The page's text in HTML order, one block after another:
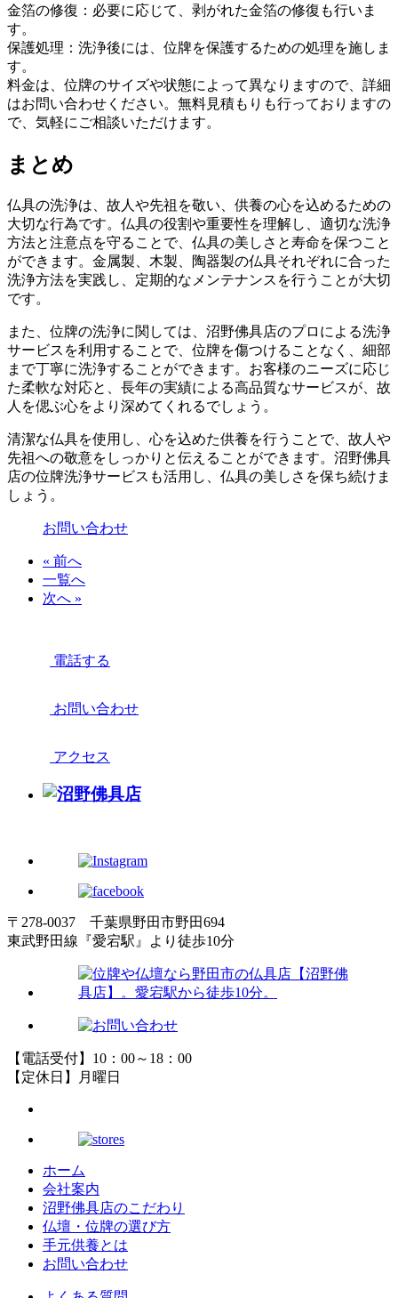
金箔の修復：必要に応じて、剥がれた金箔の修復も行いま
す。
保護処理：洗浄後には、位牌を保護するための処理を施しま
す。
料金は、位牌のサイズや状態によって異なりますので、詳細
はお問い合わせください。無料見積もりも行っておりますの
で、気軽にご相談いただけます。
まとめ
仏具の洗浄は、故人や先祖を敬い、供養の心を込めるための
大切な行為です。仏具の役割や重要性を理解し、適切な洗浄
方法と注意点を守ることで、仏具の美しさと寿命を保つこと
ができます。金属製、木製、陶器製の仏具それぞれに合った
洗浄方法を実践し、定期的なメンテナンスを行うことが大切
です。
また、位牌の洗浄に関しては、沼野佛具店のプロによる洗浄
サービスを利用することで、位牌を傷つけることなく、細部
まで丁寧に洗浄することができます。お客様のニーズに応じ
た柔軟な対応と、長年の実績による高品質なサービスが、故
人を偲ぶ心をより深めてくれるでしょう。
清潔な仏具を使用し、心を込めた供養を行うことで、故人や
先祖への敬意をしっかりと伝えることができます。沼野佛具
店の位牌洗浄サービスも活用し、仏具の美しさを保ち続けま
しょう。
お問い合わせ
« 前へ
一覧へ
次へ »
電話する
お問い合わせ
アクセス
〒278-0037 千葉県野田市野田694
東武野田線『愛宕駅』より徒歩10分
【電話受付】10：00～18：00
【定休日】月曜日
ホーム
会社案内
沼野佛具店のこだわり
仏壇・位牌の選び方
手元供養とは
お問い合わせ